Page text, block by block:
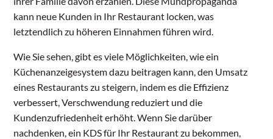
kann neue Kunden in Ihr Restaurant locken, was
letztendlich zu höheren Einnahmen führen wird.
Wie Sie sehen, gibt es viele Möglichkeiten, wie ein
Küchenanzeigesystem dazu beitragen kann, den Umsatz
eines Restaurants zu steigern, indem es die Effizienz
verbessert, Verschwendung reduziert und die
Kundenzufriedenheit erhöht. Wenn Sie darüber
nachdenken, ein KDS für Ihr Restaurant zu bekommen,